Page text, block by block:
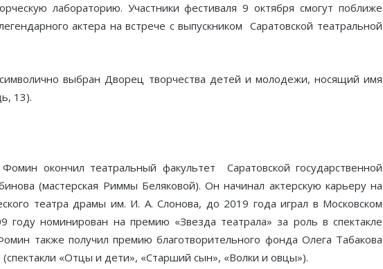
лабораторию. Участники фестиваля 9 октября смогут поближе
актера на встрече с выпускником Саратовской театральной
выбран Дворец творчества детей и молодежи, носящий имя
13).
окончил театральный факультет Саратовской государственной
(мастерская Риммы Беляковой). Он начинал актерскую карьеру на
театра драмы им. И. А. Слонова, до 2019 года играл в Московском
году номинирован на премию «Звезда театрала» за роль в спектакле
также получил премию благотворительного фонда Олега Табакова
«Отцы и дети», «Старший сын», «Волки и овцы»).